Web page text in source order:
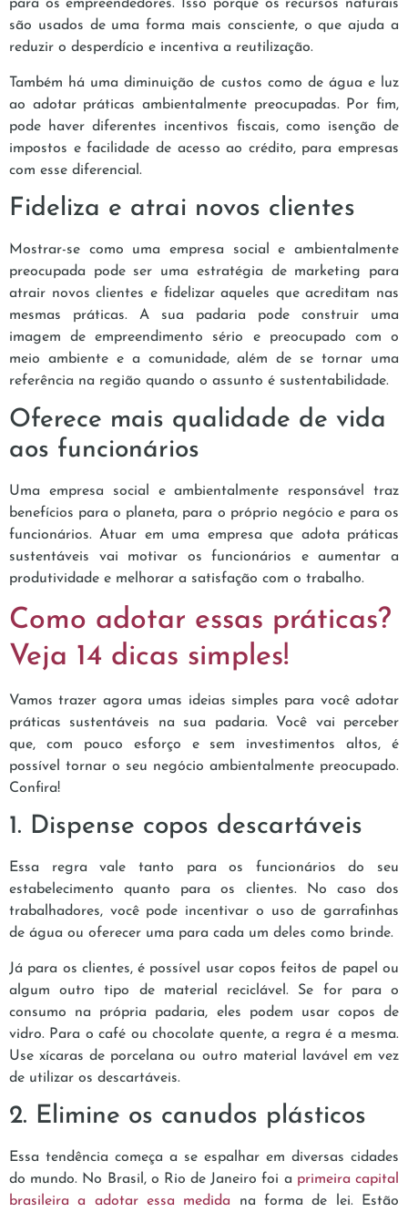
para os empreendedores. Isso porque os recursos naturais
são usados de uma forma mais consciente, o que ajuda a
reduzir o desperdício e incentiva a reutilização.
Também há uma diminuição de custos como de água e luz
ao adotar práticas ambientalmente preocupadas. Por fim,
pode haver diferentes incentivos fiscais, como isenção de
impostos e facilidade de acesso ao crédito, para empresas
com esse diferencial.
Fideliza e atrai novos clientes
Mostrar-se como uma empresa social e ambientalmente
preocupada pode ser uma estratégia de marketing para
atrair novos clientes e fidelizar aqueles que acreditam nas
mesmas práticas. A sua padaria pode construir uma
imagem de empreendimento sério e preocupado com o
meio ambiente e a comunidade, além de se tornar uma
referência na região quando o assunto é sustentabilidade.
Oferece mais qualidade de vida
aos funcionários
Uma empresa social e ambientalmente responsável traz
benefícios para o planeta, para o próprio negócio e para os
funcionários. Atuar em uma empresa que adota práticas
sustentáveis vai motivar os funcionários e aumentar a
produtividade e melhorar a satisfação com o trabalho.
Como adotar essas práticas?
Veja 14 dicas simples!
Vamos trazer agora umas ideias simples para você adotar
práticas sustentáveis na sua padaria. Você vai perceber
que, com pouco esforço e sem investimentos altos, é
possível tornar o seu negócio ambientalmente preocupado.
Confira!
1. Dispense copos descartáveis
Essa regra vale tanto para os funcionários do seu
estabelecimento quanto para os clientes. No caso dos
trabalhadores, você pode incentivar o uso de garrafinhas
de água ou oferecer uma para cada um deles como brinde.
Já para os clientes, é possível usar copos feitos de papel ou
algum outro tipo de material reciclável. Se for para o
consumo na própria padaria, eles podem usar copos de
vidro. Para o café ou chocolate quente, a regra é a mesma.
Use xícaras de porcelana ou outro material lavável em vez
de utilizar os descartáveis.
2. Elimine os canudos plásticos
Essa tendência começa a se espalhar em diversas cidades
do mundo. No Brasil, o Rio de Janeiro foi a primeira capital
brasileira a adotar essa medida na forma de lei. Estão